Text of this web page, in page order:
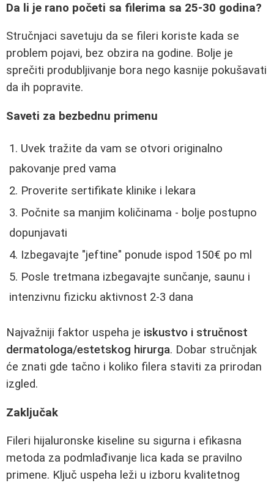
Da li je rano početi sa filerima sa 25-30 godina?
Stručnjaci savetuju da se fileri koriste kada se
problem pojavi, bez obzira na godine. Bolje je
sprečiti produbljivanje bora nego kasnije pokušavati
da ih popravite.
Saveti za bezbednu primenu
Uvek tražite da vam se otvori originalno
pakovanje pred vama
Proverite sertifikate klinike i lekara
Počnite sa manjim količinama - bolje postupno
dopunjavati
Izbegavajte "jeftine" ponude ispod 150€ po ml
Posle tretmana izbegavajte sunčanje, saunu i
intenzivnu fizicku aktivnost 2-3 dana
Najvažniji faktor uspeha je iskustvo i stručnost
dermatologa/estetskog hirurga. Dobar stručnjak
će znati gde tačno i koliko filera staviti za prirodan
izgled.
Zaključak
Fileri hijaluronske kiseline su sigurna i efikasna
metoda za podmlađivanje lica kada se pravilno
primene. Ključ uspeha leži u izboru kvalitetnog